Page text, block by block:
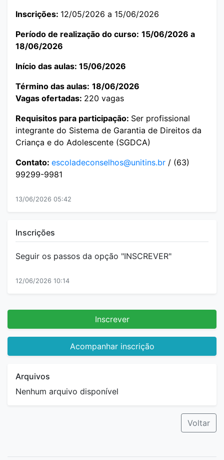
Inscrever
Acompanhar inscrição
Arquivos
Nenhum arquivo disponível
Inscrições: 12/05/2026 a 15/06/2026
Período de realização do curso: 15/06/2026 a
18/06/2026
Início das aulas: 15/06/2026
Término das aulas: 18/06/2026
Vagas ofertadas: 220 vagas
Requisitos para participação: Ser profissional
integrante do Sistema de Garantia de Direitos da
Criança e do Adolescente (SGDCA)
Contato: escoladeconselhos@unitins.br / (63)
99299-9981
13/06/2026 05:42
Inscrições
Seguir os passos da opção "INSCREVER"
12/06/2026 10:14
Voltar